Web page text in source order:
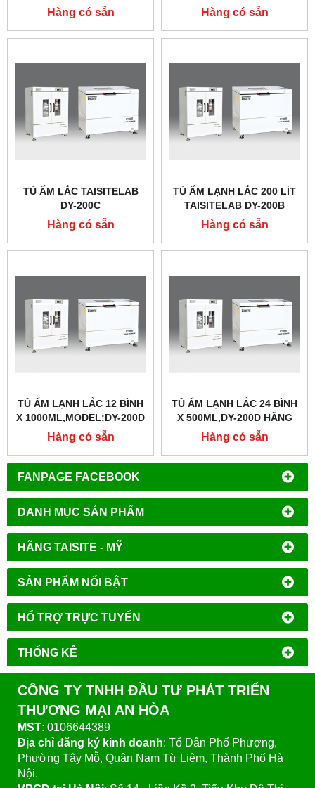
FANPAGE FACEBOOK
DANH MỤC SẢN PHẨM
HÃNG TAISITE - MỸ
SẢN PHẨM NỔI BẬT
HỔ TRỢ TRỰC TUYẾN
THỐNG KÊ
Hàng có sẵn Hàng có sẵn
TỦ ẤM LẮC TAISITELAB
DY-200C
Hàng có sẵn
TỦ ẤM LẠNH LẮC 200 LÍT
TAISITELAB DY-200B
Hàng có sẵn
TỦ ẤM LẠNH LẮC 12 BÌNH
X 1000ML,MODEL:DY-200D
HÃNG TAISITELAB
Hàng có sẵn
TỦ ẤM LẠNH LẮC 24 BÌNH
X 500ML,DY-200D HÃNG
TAISITELAB
Hàng có sẵn
CÔNG TY TNHH ĐẦU TƯ PHÁT TRIỂN
THƯƠNG MẠI AN HÒA
MST: 0106644389
Địa chỉ đăng ký kinh doanh: Tổ Dân Phố Phượng,
Phường Tây Mỗ, Quận Nam Từ Liêm, Thành Phố Hà
Nội.